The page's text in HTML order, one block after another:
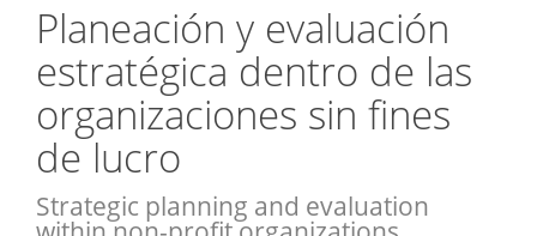
Planeación y evaluación
estratégica dentro de las
organizaciones sin fines
de lucro
Strategic planning and evaluation